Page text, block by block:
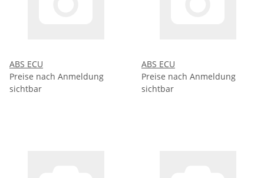
ABS ECU
Preise nach Anmeldung
sichtbar
ABS ECU
Preise nach Anmeldung
sichtbar